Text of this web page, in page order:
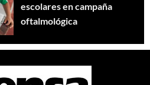
escolares en campaña
oftalmológica